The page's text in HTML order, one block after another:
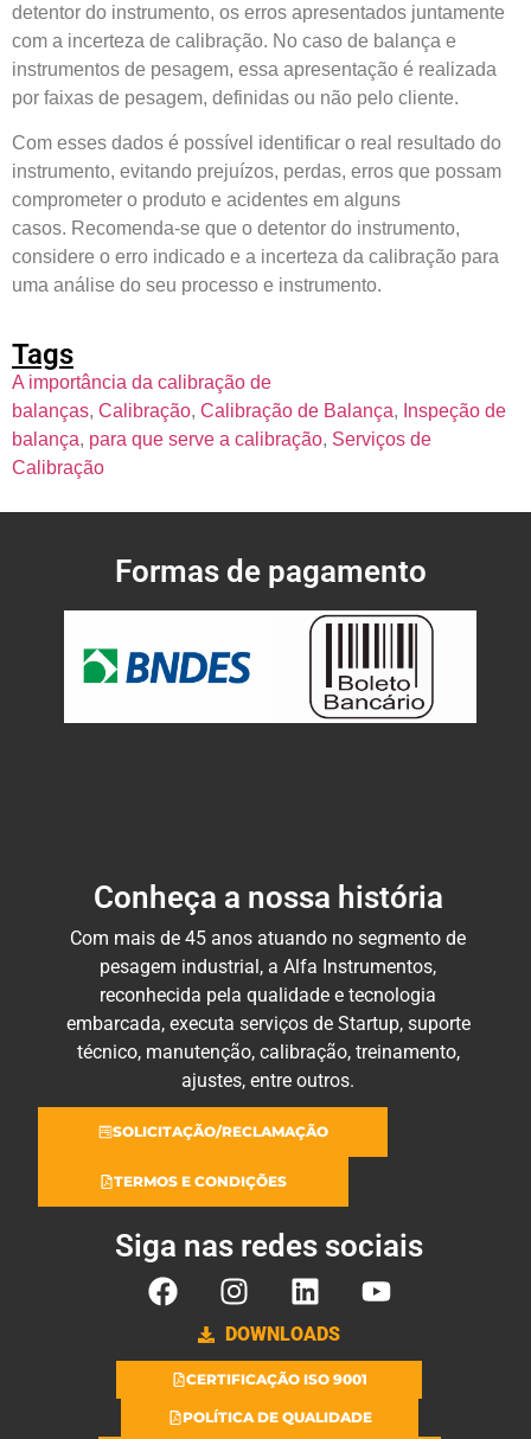
detentor do instrumento, os erros apresentados juntamente
com a incerteza de calibração. No caso de balança e
instrumentos de pesagem, essa apresentação é realizada
por faixas de pesagem, definidas ou não pelo cliente.
Com esses dados é possível identificar o real resultado do
instrumento, evitando prejuízos, perdas, erros que possam
comprometer o produto e acidentes em alguns
casos. Recomenda-se que o detentor do instrumento,
considere o erro indicado e a incerteza da calibração para
uma análise do seu processo e instrumento.
Tags
A importância da calibração de
balanças, Calibração, Calibração de Balança, Inspeção de
balança, para que serve a calibração, Serviços de
Calibração
Formas de pagamento
Conheça a nossa história
Com mais de 45 anos atuando no segmento de
pesagem industrial, a Alfa Instrumentos,
reconhecida pela qualidade e tecnologia
embarcada, executa serviços de Startup, suporte
técnico, manutenção, calibração, treinamento,
ajustes, entre outros.
SOLICITAÇÃO/RECLAMAÇÃO
TERMOS E CONDIÇÕES
Siga nas redes sociais
DOWNLOADS
CERTIFICAÇÃO ISO 9001
POLÍTICA DE QUALIDADE